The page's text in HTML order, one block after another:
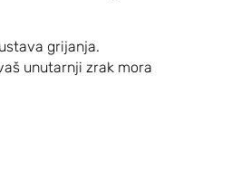
grijanja.
unutarnji zrak mora